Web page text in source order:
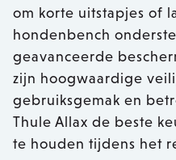
om korte uitstapjes of
hondenbench
geavanceerde
zijn hoogwaardige
gebruiksgemak en
Thule Allax de beste
te houden tijdens het